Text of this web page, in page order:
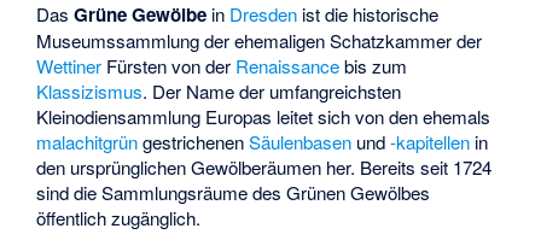
DasGrüne Gewölbe in Dresden ist die historische
Museumssammlung der ehemaligen Schatzkammer der
Wettiner Fürsten von der Renaissancebis zum
Klassizismus. Der Name der umfangreichsten
Kleinodiensammlung Europas leitet sich von den ehemals
malachitgrüngestrichenenSäulenbasen und-kapitellen in
den ursprünglichen Gewölberäumen her. Bereits seit 1724
sind die Sammlungsräume des Grünen Gewölbes
öffentlich zugänglich.